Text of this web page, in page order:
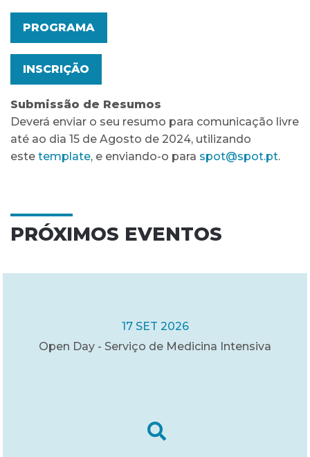
PROGRAMA
INSCRIÇÃO
Submissão de Resumos
Deverá enviar o seu resumo para comunicação livre
até ao dia 15 de Agosto de 2024, utilizando
este template, e enviando-o para spot@spot.pt.
PRÓXIMOS EVENTOS
17 SET 2026
Open Day - Serviço de Medicina Intensiva